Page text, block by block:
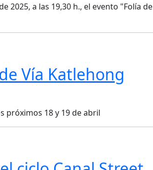
2025, a las 19,30 h., el evento "Folía de
Vía Katlehong
próximos 18 y 19 de abril